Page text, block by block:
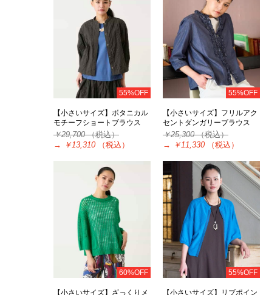
55%OFF
【小さいサイズ】ボタニカル
モチーフショートブラウス
￥29,700（税込）
→
￥13,310 （税込）
55%OFF
【小さいサイズ】フリルアク
セントダンガリーブラウス
￥25,300（税込）
→
￥11,330 （税込）
60%OFF
【小さいサイズ】ざっくりメ
55%OFF
【小さいサイズ】リブポイン